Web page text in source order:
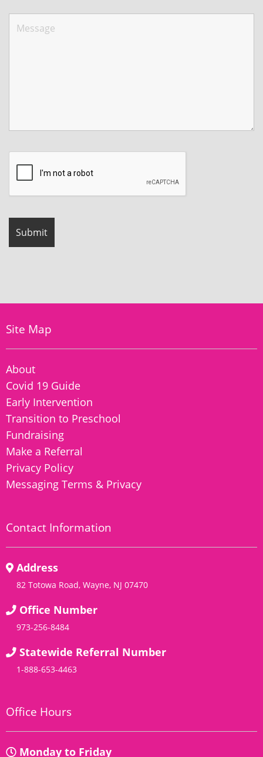
Site Map
About
Covid 19 Guide
Early Intervention
Transition to Preschool
Fundraising
Make a Referral
Privacy Policy
Messaging Terms & Privacy
Contact Information
Address
82 Totowa Road, Wayne, NJ 07470
Office Number
973-256-8484
Statewide Referral Number
1-888-653-4463
Office Hours
Monday to Friday